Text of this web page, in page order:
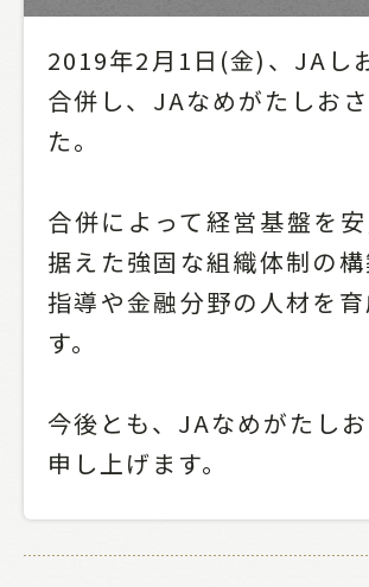
2019年2月1日(金)、JAし
合併し、JAなめがたしお
た。
合併によって経営基盤を
据えた強固な組織体制の
指導や金融分野の人材を
す。
今後とも、JAなめがたし
申し上げます。